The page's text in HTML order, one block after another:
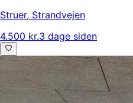
Struer, Strandvejen
4.500 kr.3 dage siden